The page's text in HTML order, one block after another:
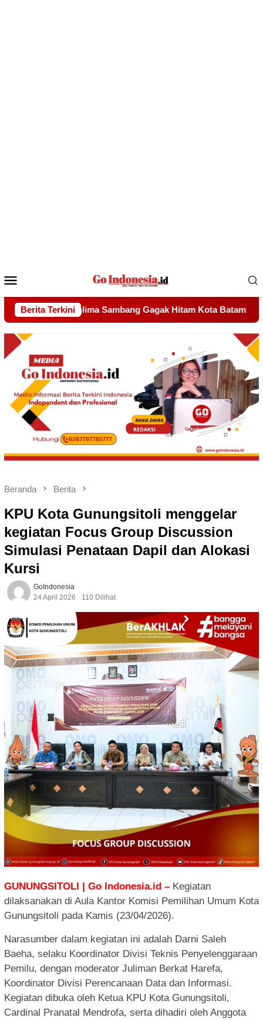
Mobile
Berita Terkini
Kota Batam Dihadiri Udin Pelor dan Wali Kota,
Beranda Berita
KPU Kota Gunungsitoli menggelar
kegiatan Focus Group Discussion
Simulasi Penataan Dapil dan Alokasi
Kursi
GoIndonesia
24 April 2026
110 Dilihat
GUNUNGSITOLI | Go Indonesia.id – Kegiatan
dilaksanakan di Aula Kantor Komisi Pemilihan Umum Kota
Gunungsitoli pada Kamis (23/04/2026).
Narasumber dalam kegiatan ini adalah Darni Saleh
Baeha, selaku Koordinator Divisi Teknis Penyelenggaraan
Pemilu, dengan moderator Juliman Berkat Harefa,
Koordinator Divisi Perencanaan Data dan Informasi.
Kegiatan dibuka oleh Ketua KPU Kota Gunungsitoli,
Cardinal Pranatal Mendrofa, serta dihadiri oleh Anggota